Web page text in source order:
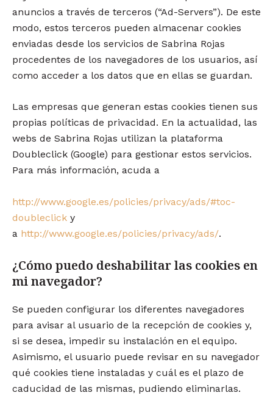
anuncios a través de terceros (“Ad-Servers”). De este
modo, estos terceros pueden almacenar cookies
enviadas desde los servicios de Sabrina Rojas
procedentes de los navegadores de los usuarios, así
como acceder a los datos que en ellas se guardan.
Las empresas que generan estas cookies tienen sus
propias políticas de privacidad. En la actualidad, las
webs de Sabrina Rojas utilizan la plataforma
Doubleclick (Google) para gestionar estos servicios.
Para más información, acuda a
http://www.google.es/policies/privacy/ads/#toc-
doubleclick y
a http://www.google.es/policies/privacy/ads/.
¿Cómo puedo deshabilitar las cookies en
mi navegador?
Se pueden configurar los diferentes navegadores
para avisar al usuario de la recepción de cookies y,
si se desea, impedir su instalación en el equipo.
Asimismo, el usuario puede revisar en su navegador
qué cookies tiene instaladas y cuál es el plazo de
caducidad de las mismas, pudiendo eliminarlas.